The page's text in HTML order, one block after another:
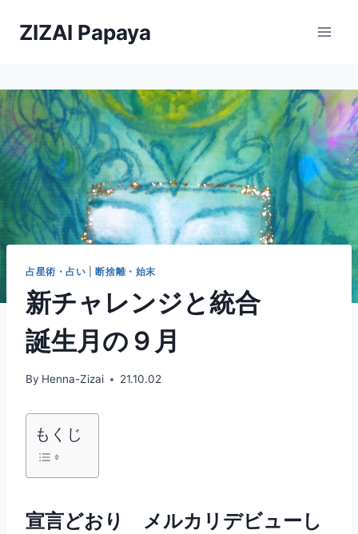
キ
ッ
プ
ZIZAI Papaya
占星術・占い |断捨離・始末
新チャレンジと統合
誕生月の９月
By Henna-Zizai 21.10.02
もくじ
宣言どおり メルカリデビューし